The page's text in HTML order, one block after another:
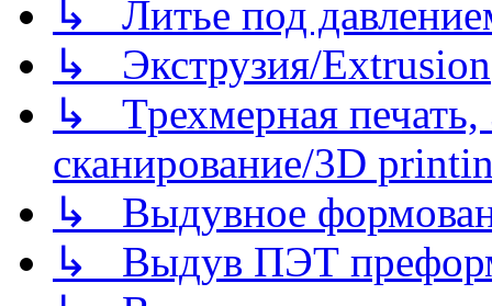
↳ Литье под
↳ Экструзия/Extrusion
↳ Трехмерная
сканирование/3D
↳ Выдувное
↳ Выдув ПЭТ